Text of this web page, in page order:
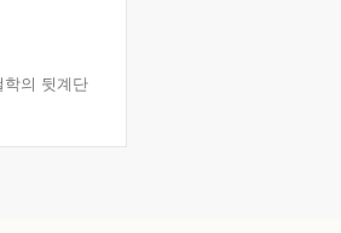
학의 뒷계단